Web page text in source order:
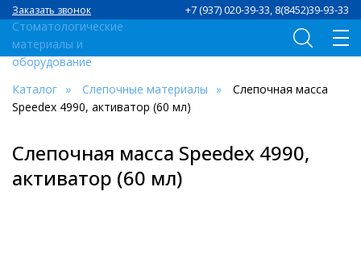
+7 (937) 020-39-33, 8(8452)39-93-33
Заказать звонок
Каталог Слепочные материалы
Слепочная масса
Speedex 4990, активатор (60 мл)
Слепочная масса Speedex 4990,
активатор (60 мл)